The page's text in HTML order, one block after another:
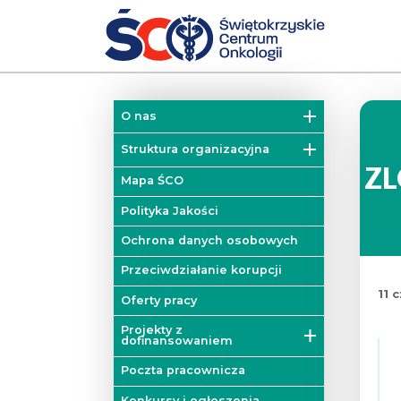
O nas
Misja
Historia
Władze
Struktura organizacyjna
Działy
Kliniki
Zakłady
Colorectal Cancer Unit
Blok operacyjny
Mobilna Pracownia Badań
Diagnostycznych
Poradnie
Mapa ŚCO
Polityka Jakości
Ochrona danych osobowych
Przeciwdziałanie korupcji
Oferty pracy
Projekty z
dofinansowaniem
Projekty unijne
Poczta pracownicza
11